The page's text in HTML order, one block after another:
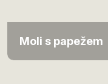
Moli s papežem